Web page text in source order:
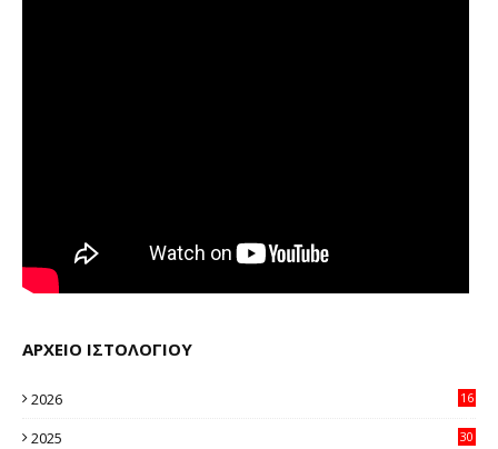
ΑΡΧΕΙΟ ΙΣΤΟΛΟΓΙΟΥ
2026
16
2025
30